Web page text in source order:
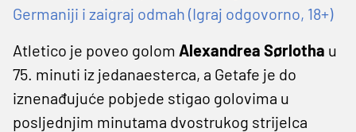
Germaniji i zaigraj odmah (Igraj odgovorno, 18+)
Atletico je poveo golom Alexandrea Sørlotha u
75. minuti iz jedanaesterca, a Getafe je do
iznenađujuće pobjede stigao golovima u
posljednjim minutama dvostrukog strijelca